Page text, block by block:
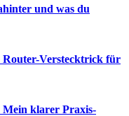
und was du
Verstecktrick für
klarer Praxis-